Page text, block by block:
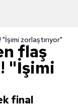
zorlaştırıyor"
flaş
"İşimi
final